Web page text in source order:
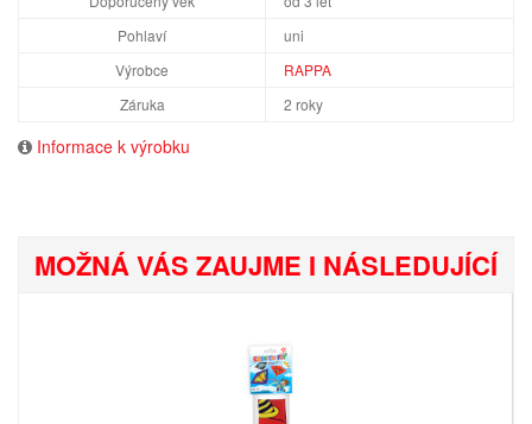
Pohlaví
uni
Výrobce
RAPPA
Záruka
2 roky
Informace k výrobku
MOŽNÁ VÁS ZAUJME I NÁSLEDUJÍCÍ